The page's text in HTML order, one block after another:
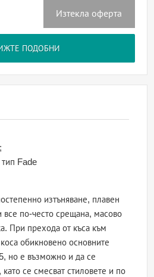
Изтекла оферта
ПОДОБНИ
Fade
изтъняване, плавен
по-често срещана, масово
При прехода от къса към
обикновено основните
но е възможно и да се
се смесват стиловете и по